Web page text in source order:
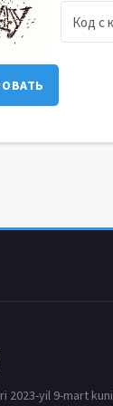
2023-yil 9-mart kuni